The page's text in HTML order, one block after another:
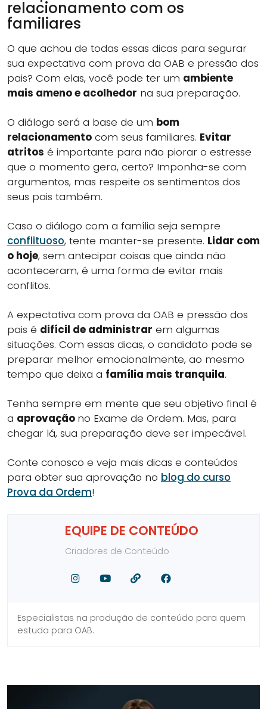
relacionamento com os
familiares
O que achou de todas essas dicas para segurar
sua expectativa com prova da OAB e pressão dos
pais? Com elas, você pode ter um ambiente
mais ameno e acolhedor na sua preparação.
O diálogo será a base de um bom
relacionamento com seus familiares. Evitar
atritos é importante para não piorar o estresse
que o momento gera, certo? Imponha-se com
argumentos, mas respeite os sentimentos dos
seus pais também.
Caso o diálogo com a família seja sempre
conflituoso, tente manter-se presente. Lidar com
o hoje, sem antecipar coisas que ainda não
aconteceram, é uma forma de evitar mais
conflitos.
A expectativa com prova da OAB e pressão dos
pais é difícil de administrar em algumas
situações. Com essas dicas, o candidato pode se
preparar melhor emocionalmente, ao mesmo
tempo que deixa a família mais tranquila.
Tenha sempre em mente que seu objetivo final é
a aprovação no Exame de Ordem. Mas, para
chegar lá, sua preparação deve ser impecável.
Conte conosco e veja mais dicas e conteúdos
para obter sua aprovação no blog do curso
Prova da Ordem!
EQUIPE DE CONTEÚDO
Criadores de Conteúdo
FacebookYoutubeSite Instagram
Especialistas na produção de conteúdo para quem
estuda para OAB.
SIDEBAR
LINKS